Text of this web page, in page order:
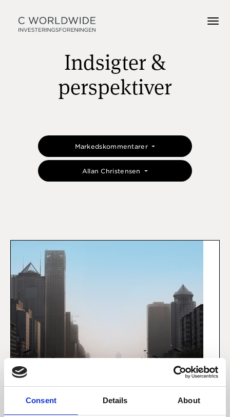
Consent Details About
Indsigter &
perspektiver
Markedskommentarer
Allan Christensen